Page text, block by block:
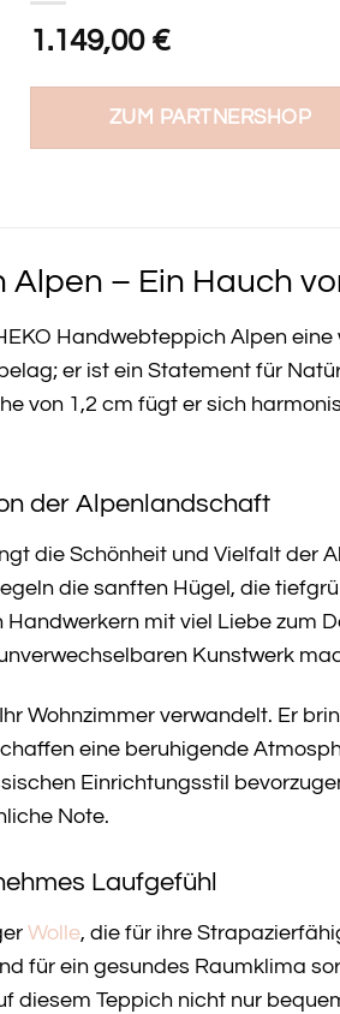
1.149,00 €
ZUM PARTNERSHOP
– Ein Hauch
Handwebteppich Alpen
er ist ein Statement für
von 1,2 cm fügt er sich
der Alpenlandschaft
die Schönheit und Vielfalt der
die sanften Hügel, die
mit viel Liebe zum
Kunstwerk
Wohnzimmer verwandelt. Er
eine beruhigende
Einrichtungsstil
Note.
Laufgefühl
Wolle, die für ihre
für ein gesundes Raumklima
diesem Teppich nicht nur